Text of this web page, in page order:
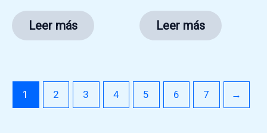
Leer más Leer más
1 2 3 4 5 6 7 →